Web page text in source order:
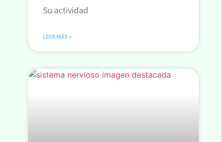
Su actividad
LEER MÁS »